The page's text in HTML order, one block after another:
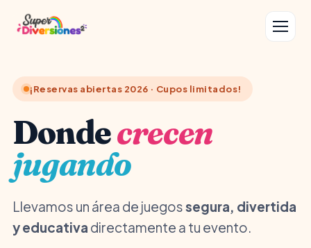
¡Reservas abiertas 2026 · Cupos limitados!
Dondecrecen
jugando
Llevamos un área de juegossegura, divertida
y educativa directamente a tu evento.